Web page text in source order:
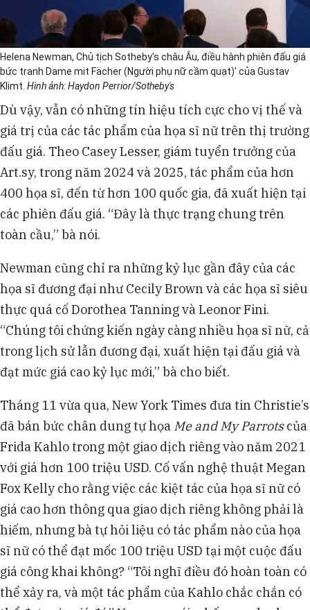
Helena Newman, Chủ tịch Sotheby's châu Âu, điều hành phiên đấu giá
bức tranh Dame mit Fächer (Người phụ nữ cầm quạt)' của Gustav
Klimt. Hình ảnh: Haydon Perrior/Sotheby's
Dù vậy, vẫn có những tín hiệu tích cực cho vị thế và
giá trị của các tác phẩm của họa sĩ nữ trên thị trường
đấu giá. Theo Casey Lesser, giám tuyển trưởng của
Art.sy, trong năm 2024 và 2025, tác phẩm của hơn
400 họa sĩ, đến từ hơn 100 quốc gia, đã xuất hiện tại
các phiên đấu giá. “Đây là thực trạng chung trên
toàn cầu,” bà nói.
Newman cũng chỉ ra những kỷ lục gần đây của các
họa sĩ đương đại như Cecily Brown và các họa sĩ siêu
thực quá cố Dorothea Tanning và Leonor Fini.
“Chúng tôi chứng kiến ngày càng nhiều họa sĩ nữ, cả
trong lịch sử lẫn đương đại, xuất hiện tại đấu giá và
đạt mức giá cao kỷ lục mới,” bà cho biết.
Tháng 11 vừa qua, New York Times đưa tin Christie’s
đã bán bức chân dung tự họa Me and My Parrotscủa
Frida Kahlo trong một giao dịch riêng vào năm 2021
với giá hơn 100 triệu USD. Cố vấn nghệ thuật Megan
Fox Kelly cho rằng việc các kiệt tác của họa sĩ nữ có
giá cao hơn thông qua giao dịch riêng không phải là
hiếm, nhưng bà tự hỏi liệu có tác phẩm nào của họa
sĩ nữ có thể đạt mốc 100 triệu USD tại một cuộc đấu
giá công khai không? “Tôi nghĩ điều đó hoàn toàn có
thể xảy ra, và một tác phẩm của Kahlo chắc chắn có